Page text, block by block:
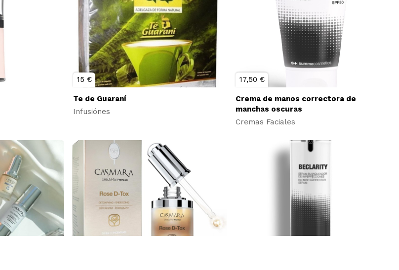
Te de Guaraní
Infusiónes
15 €
Crema de manos correctora de
manchas oscuras
Cremas Faciales
17,50 €